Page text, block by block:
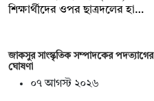
শিক্ষার্থীদের ওপর ছাত্রদলের হা…
জাকসুর সাংস্কৃতিক সম্পাদকের পদত্যাগের
ঘোষণা
০৭ আগস্ট ২০২৬